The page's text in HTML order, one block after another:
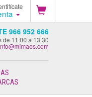
966 952 666
de 11:00 a 13:30